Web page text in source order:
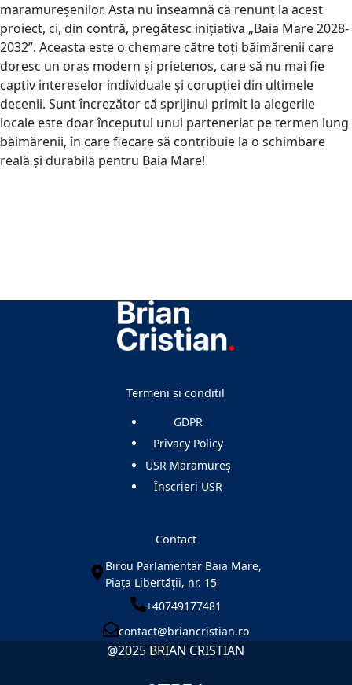
maramureșenilor. Asta nu înseamnă că renunț la acest
proiect, ci, din contră, pregătesc inițiativa „Baia Mare 2028-
2032”. Aceasta este o chemare către toți băimărenii care
doresc un oraș modern și prietenos, care să nu mai fie
captiv intereselor individuale și corupției din ultimele
decenii. Sunt încrezător că sprijinul primit la alegerile
locale este doar începutul unui parteneriat pe termen lung
băimărenii, în care fiecare să contribuie la o schimbare
reală și durabilă pentru Baia Mare!
Termeni si conditil
GDPR
Privacy Policy
USR Maramureș
Înscrieri USR
Contact
Birou Parlamentar Baia Mare,
Piața Libertății, nr. 15
+40749177481
contact@briancristian.ro
@2025 BRIAN CRISTIAN